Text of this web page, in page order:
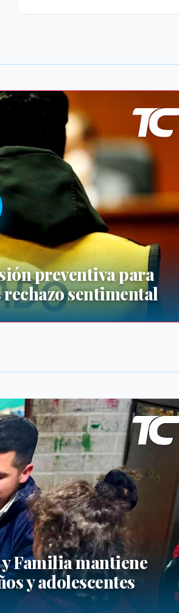
preventiva para
sentimental
Familia mantiene
y adolescentes